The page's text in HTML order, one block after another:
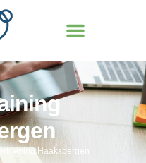
Haaksbergen